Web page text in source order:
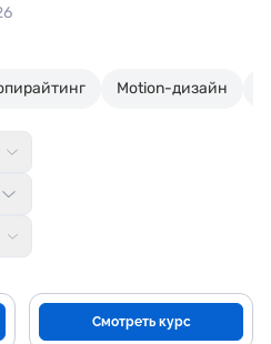
Motion-дизайн
Халилова
Смотреть курс